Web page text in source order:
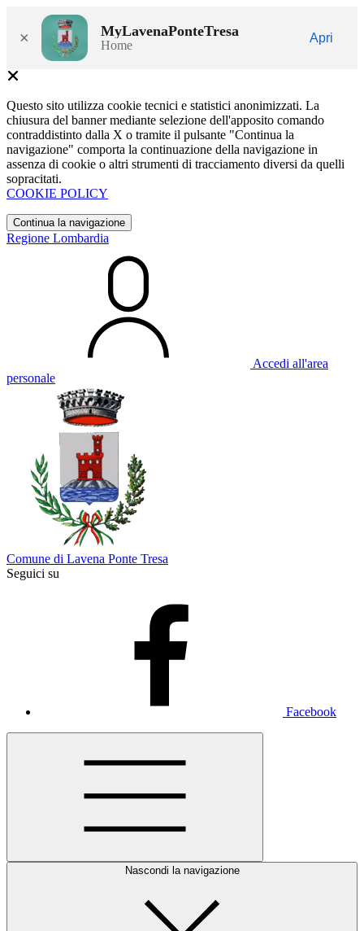
× MyLavenaPonteTresa
Home
Apri
Questo sito utilizza cookie tecnici e statistici anonimizzati. La
chiusura del banner mediante selezione dell'apposito comando
contraddistinto dalla X o tramite il pulsante "Continua la
navigazione" comporta la continuazione della navigazione in
assenza di cookie o altri strumenti di tracciamento diversi da quelli
sopracitati.
COOKIE POLICY
Continua la navigazione
Regione Lombardia
Accedi all'area
personale
Comune di Lavena Ponte Tresa
Seguici su
Facebook
Nascondi la navigazione